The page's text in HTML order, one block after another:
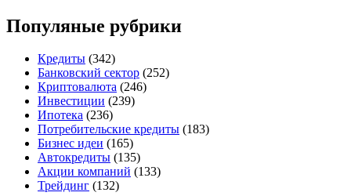
Популяные рубрики
Кредиты (342)
Банковский сектор (252)
Криптовалюта (246)
Инвестиции (239)
Ипотека (236)
Потребительские кредиты (183)
Бизнес идеи (165)
Автокредиты (135)
Акции компаний (133)
Трейдинг (132)